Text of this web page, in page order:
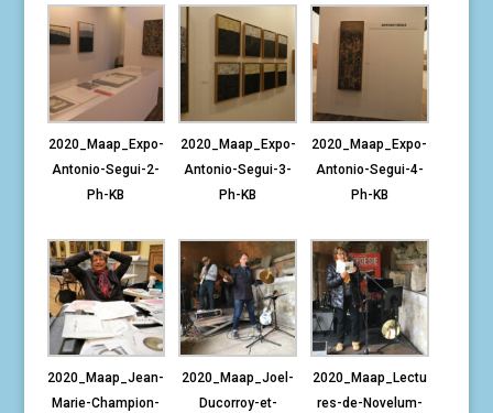
2020_Maap_Expo-
Antonio-Segui-2-
Ph-KB
2020_Maap_Expo-
Antonio-Segui-3-
Ph-KB
2020_Maap_Expo-
Antonio-Segui-4-
Ph-KB
2020_Maap_Jean-
Marie-Champion-
2020_Maap_Joel-
Ducorroy-et-
2020_Maap_Lectu
res-de-Novelum-